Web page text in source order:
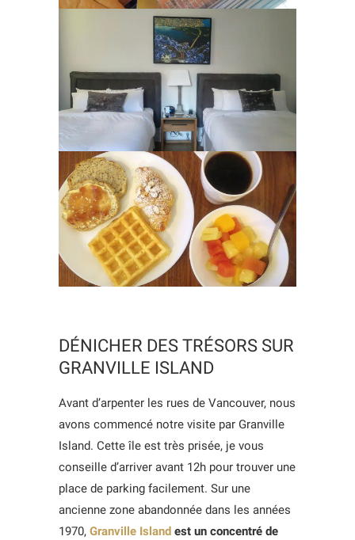
DÉNICHER DES TRÉSORS SUR
GRANVILLE ISLAND
Avant d’arpenter les rues de Vancouver, nous
avons commencé notre visite par Granville
Island. Cette île est très prisée, je vous
conseille d’arriver avant 12h pour trouver une
place de parking facilement. Sur une
ancienne zone abandonnée dans les années
1970, Granville Island est un concentré de